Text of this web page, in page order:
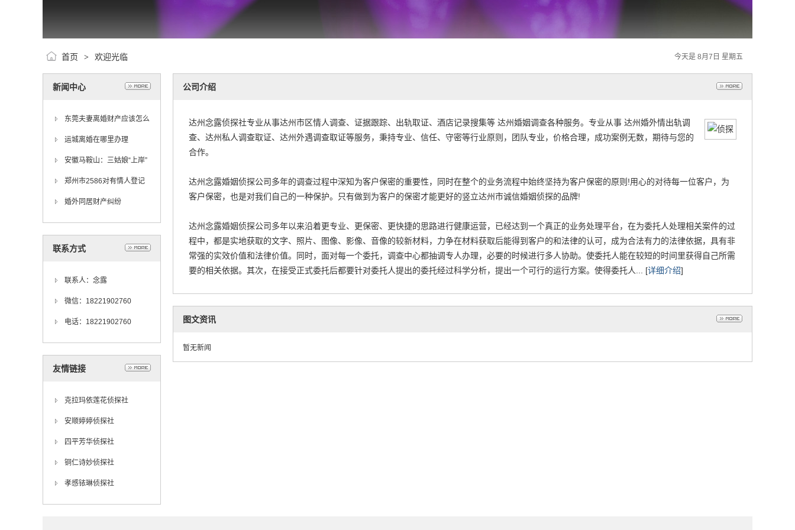
今天是 8月7日 星期五
首页 > 欢迎光临
新闻中心
东莞夫妻离婚财产应该怎么
分割？
运城离婚在哪里办理
安徽马鞍山：三姑娘“上岸”
记
郑州市2586对有情人登记
结婚，比去年增加了85对
婚外同居财产纠纷
联系方式
联系人：念露
微信：18221902760
电话：18221902760
友情链接
克拉玛依莲花侦探社
安顺婷婷侦探社
四平芳华侦探社
铜仁诗妙侦探社
孝感铱琳侦探社
公司介绍
达州念露侦探社专业从事达州市区情人调查、证据跟踪、出轨取证、酒店记录搜集等 达州婚姻调查各种服务。专业从事 达州婚外情出轨调
查、达州私人调查取证、达州外遇调查取证等服务，秉持专业、信任、守密等行业原则，团队专业，价格合理，成功案例无数，期待与您的
合作。
达州念露婚姻侦探公司多年的调查过程中深知为客户保密的重要性，同时在整个的业务流程中始终坚持为客户保密的原则!用心的对待每一位客户，为
客户保密，也是对我们自己的一种保护。只有做到为客户的保密才能更好的竖立达州市诚信婚姻侦探的品牌!
达州念露婚姻侦探公司多年以来沿着更专业、更保密、更快捷的思路进行健康运营，已经达到一个真正的业务处理平台，在为委托人处理相关案件的过
程中，都是实地获取的文字、照片、图像、影像、音像的较新材料，力争在材料获取后能得到客户的和法律的认可，成为合法有力的法律依据，具有非
常强的实效价值和法律价值。同时，面对每一个委托，调查中心都抽调专人办理，必要的时候进行多人协助。使委托人能在较短的时间里获得自己所需
要的相关依据。其次，在接受正式委托后都要针对委托人提出的委托经过科学分析，提出一个可行的运行方案。使得委托人... [详细介绍]
图文资讯
暂无新闻